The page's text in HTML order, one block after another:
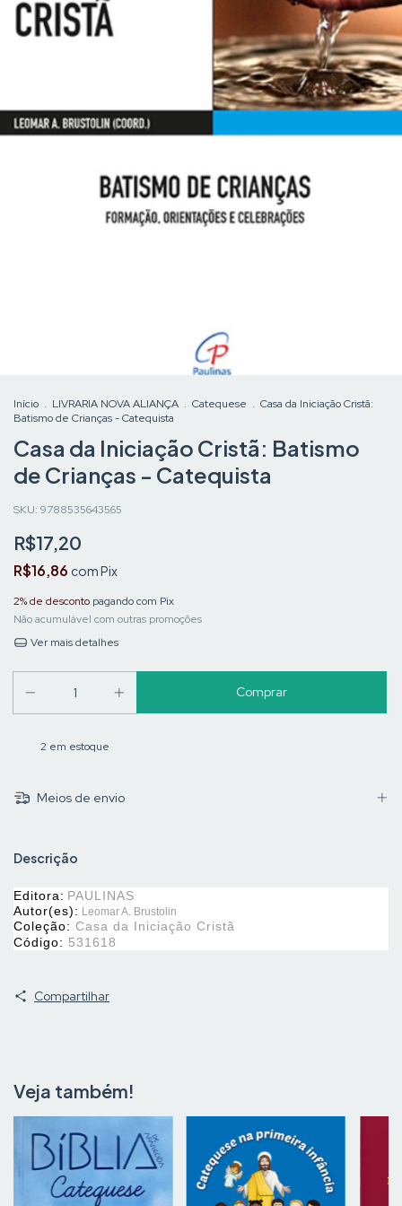
Início . LIVRARIA NOVA ALIANÇA . Catequese . Casa da Iniciação Cristã:
Batismo de Crianças - Catequista
Casa da Iniciação Cristã: Batismo
de Crianças - Catequista
SKU: 9788535643565
R$17,20
R$16,86 comPix
2% de desconto pagando com Pix
Não acumulável com outras promoções
Ver mais detalhes
2 em estoque
Meios de envio
Descrição
Editora: PAULINAS
Autor(es): Leomar A. Brustolin
Coleção: Casa da Iniciação Cristã
Código: 531618
Compartilhar
Veja também!